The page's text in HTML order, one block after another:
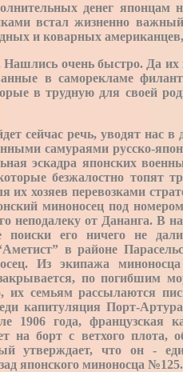
денег японцам
встал жизненно
и коварных
очень быстро. Да
в саморекламе
в трудную для своей
сейчас речь, уводят нас
самураями русско-
эскадра японских
безжалостно топят
хозяев перевозками
миноносец под
неподалеку от Дананга. В
поиски его ничего не
в районе
Из экипажа
по погибшим
их семьям рассылаются
капитуляция Порт-
1906 года, французская
на борт с ветхого плота,
утверждает, что он -
японского миноносца №125.